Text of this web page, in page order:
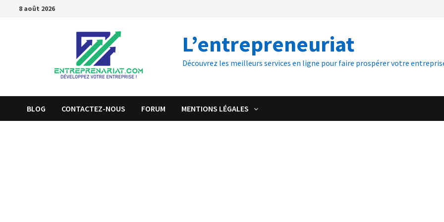
8 août 2026
L’entrepreneuriat
Découvrez les meilleurs services en ligne pour faire prospérer votre
BLOG CONTACTEZ-NOUS FORUM MENTIONS LÉGALES